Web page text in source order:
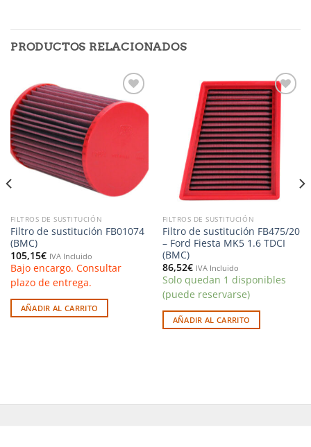
PRODUCTOS RELACIONADOS
Añadir
lista de
deseos
FILTROS DE SUSTITUCIÓN
Filtro de sustitución FB01074
(BMC)
105,15€ IVA Incluido
Bajo encargo. Consultar
plazo de entrega.
AÑADIR AL CARRITO
Añadir
a la
lista de
deseos
FILTROS DE SUSTITUCIÓN
Filtro de sustitución FB475/20
– Ford Fiesta MK5 1.6 TDCI
(BMC)
86,52€ IVA Incluido
Solo quedan 1 disponibles
(puede reservarse)
AÑADIR AL CARRITO